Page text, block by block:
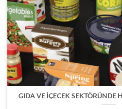
GIDA VE İÇECEK SEKTÖRÜNDE